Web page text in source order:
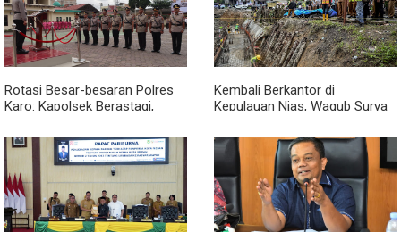
Rotasi Besar-besaran Polres
Karo: Kapolsek Berastagi,
Berganti Wajah
Kembali Berkantor di
Kepulauan Nias, Wagub Surya
Pemprov Sumut Berjalan
Sesuai Rencana